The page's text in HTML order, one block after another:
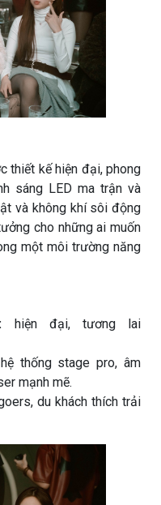
thiết kế hiện đại, phong
sáng LED ma trận và
và không khí sôi động
cho những ai muốn
một môi trường năng
hiện đại, tương lai
hệ thống stage pro, âm
mạnh mẽ.
du khách thích trải